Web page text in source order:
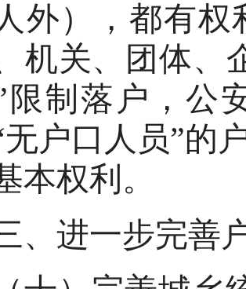
外），都有权
机关、团体、
限制落户，公
无户口人员”的
本权利。
、进一步完善